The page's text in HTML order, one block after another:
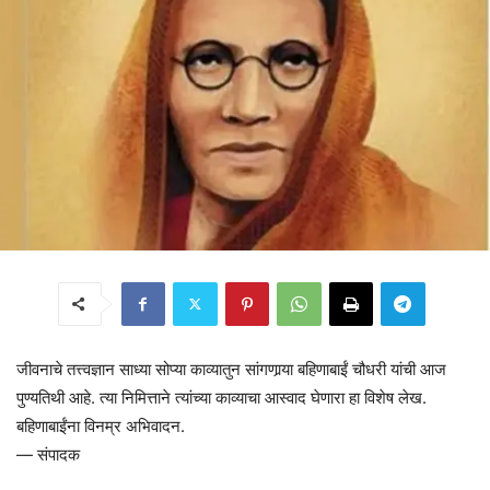
जीवनाचे तत्त्वज्ञान साध्या सोप्या काव्यातुन सांगणार्‍या बहिणाबाईं चौधरी यांची आज
पुण्यतिथी आहे. त्या निमित्ताने त्यांच्या काव्याचा आस्वाद घेणारा हा विशेष लेख.
बहिणाबाईंना विनम्र अभिवादन.
— संपादक